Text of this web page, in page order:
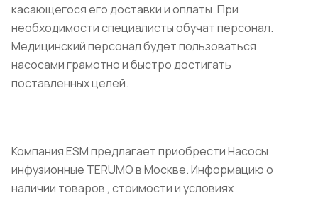
касающегося его доставки и оплаты. При
необходимости специалисты обучат персонал.
Медицинский персонал будет пользоваться
насосами грамотно и быстро достигать
поставленных целей.
Компания ESM предлагает приобрести Насосы
инфузионные TERUMO в Москве. Информацию о
наличии товаров , стоимости и условиях